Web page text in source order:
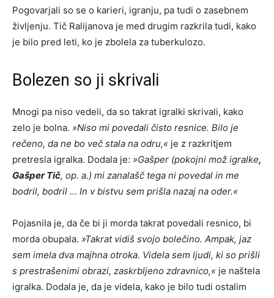
Pogovarjali so se o karieri, igranju, pa tudi o zasebnem
življenju. Tič Ralijanova je med drugim razkrila tudi, kako
je bilo pred leti, ko je zbolela za tuberkulozo.
Bolezen so ji skrivali
Mnogi pa niso vedeli, da so takrat igralki skrivali, kako
zelo je bolna. »Niso mi povedali čisto resnice. Bilo je
rečeno, da ne bo več stala na odru,« je z razkritjem
pretresla igralka. Dodala je: »Gašper (pokojni mož igralke,
Gašper Tič, op. a.) mi zanalašč tega ni povedal in me
bodril, bodril … In v bistvu sem prišla nazaj na oder.«
Pojasnila je, da če bi ji morda takrat povedali resnico, bi
morda obupala. »Takrat vidiš svojo bolečino. Ampak, jaz
sem imela dva majhna otroka. Videla sem ljudi, ki so prišli
s prestrašenimi obrazi, zaskrbljeno zdravnico,« je naštela
igralka. Dodala je, da je videla, kako je bilo tudi ostalim